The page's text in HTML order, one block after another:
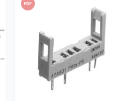
PDF